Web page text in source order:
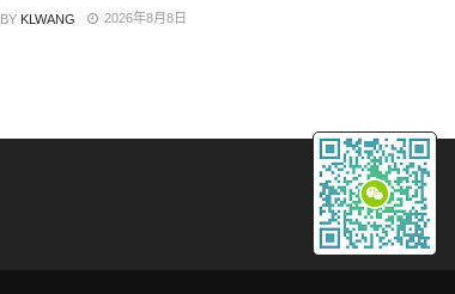
BY KLWANG 2026年8月8日